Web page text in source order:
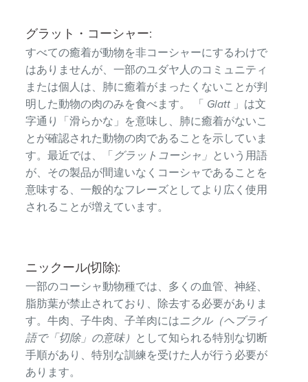
グラット・コーシャー:
すべての癒着が動物を非コーシャーにするわけで
はありませんが、一部のユダヤ人のコミュニティ
または個人は、肺に癒着がまったくないことが判
明した動物の肉のみを食べます。 「 Glatt 」は文
字通り「滑らかな」を意味し、肺に癒着がないこ
とが確認された動物の肉であることを示していま
す。最近では、「 グラットコーシャ」 という用語
が、その製品が間違いなくコーシャであることを
意味する、一般的なフレーズとしてより広く使用
されることが増えています。
ニックール(切除):
一部のコーシャ動物種では、多くの血管、神経、
脂肪葉が禁止されており、除去する必要がありま
す。牛肉、子牛肉、子羊肉にはニクル（ヘブライ
語で「切除」の意味） として知られる特別な切断
手順があり、特別な訓練を受けた人が行う必要が
あります。